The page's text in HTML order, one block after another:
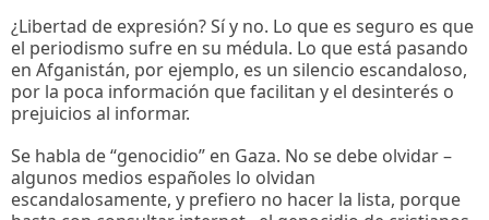
¿Libertad de expresión? Sí y no. Lo que es seguro es que
el periodismo sufre en su médula. Lo que está pasando
en Afganistán, por ejemplo, es un silencio escandaloso,
por la poca información que facilitan y el desinterés o
prejuicios al informar.
Se habla de “genocidio” en Gaza. No se debe olvidar –
algunos medios españoles lo olvidan
escandalosamente, y prefiero no hacer la lista, porque